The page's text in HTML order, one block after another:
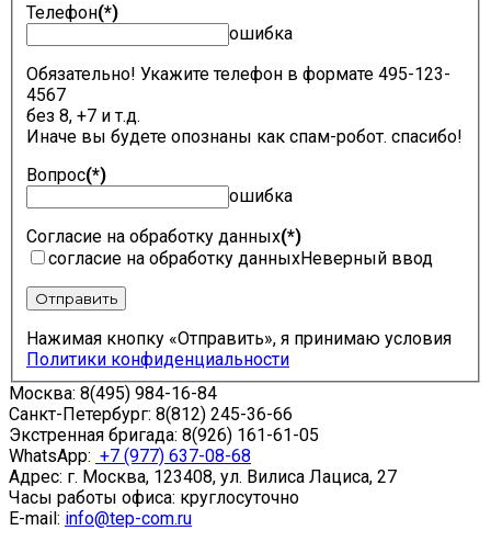
Телефон(*)
ошибка
Обязательно! Укажите телефон в формате 495-123-
4567
без 8, +7 и т.д.
Иначе вы будете опознаны как спам-робот. спасибо!
Вопрос(*)
ошибка
Согласие на обработку данных(*)
согласие на обработку данныхНеверный ввод
Отправить
Нажимая кнопку «Отправить», я принимаю условия
Политики конфиденциальности
Москва: 8(495) 984-16-84
Санкт-Петербург: 8(812) 245-36-66
Экстренная бригада: 8(926) 161-61-05
WhatsApp: +7 (977) 637-08-68
Адрес: г. Москва, 123408, ул. Вилиса Лациса, 27
Часы работы офиса: круглосуточно
E-mail: info@tep-com.ru